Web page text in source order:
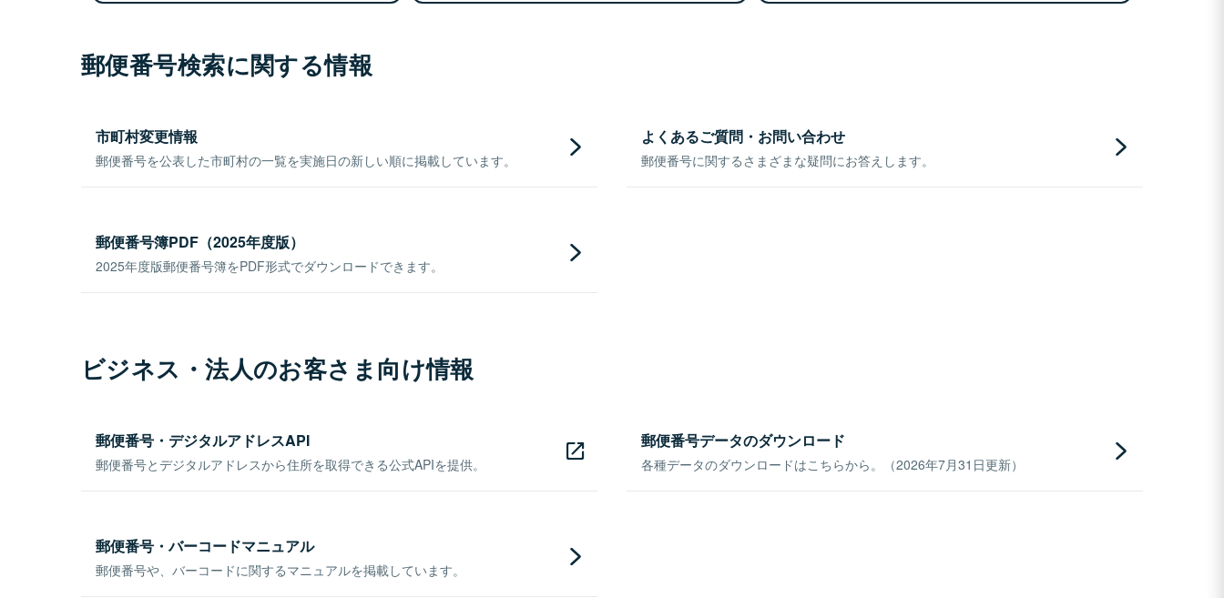
郵便番号検索に関する情報
市町村変更情報
郵便番号を公表した市町村の一覧を実施日の新しい順に掲載しています。
よくあるご質問・お問い合わせ
郵便番号に関するさまざまな疑問にお答えします。
郵便番号簿PDF（2025年度版）
2025年度版郵便番号簿をPDF形式でダウンロードできます。
ビジネス・法人のお客さま向け情報
郵便番号・デジタルアドレスAPI
郵便番号とデジタルアドレスから住所を取得できる公式APIを提供。
郵便番号データのダウンロード
各種データのダウンロードはこちらから。（2026年7月31日更新）
郵便番号・バーコードマニュアル
郵便番号や、バーコードに関するマニュアルを掲載しています。